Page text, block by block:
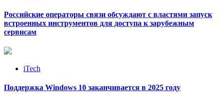
Российские операторы связи обсуждают с властями запуск
встроенных инструментов для доступа к зарубежным
сервисам
iTech
Поддержка Windows 10 заканчивается в 2025 году